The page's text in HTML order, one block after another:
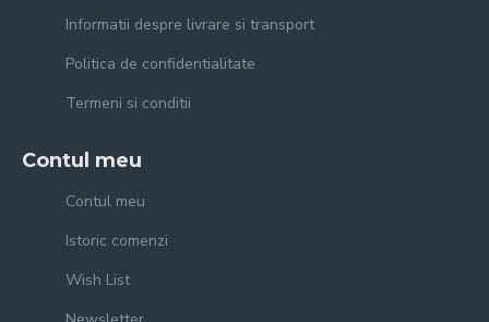
Informatii despre livrare si transport
Politica de confidentialitate
Termeni si conditii
Contul meu
Contul meu
Istoric comenzi
Wish List